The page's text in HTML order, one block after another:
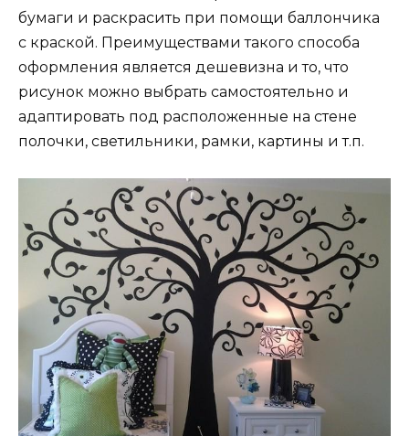
бумаги и раскрасить при помощи баллончика
с краской. Преимуществами такого способа
оформления является дешевизна и то, что
рисунок можно выбрать самостоятельно и
адаптировать под расположенные на стене
полочки, светильники, рамки, картины и т.п.